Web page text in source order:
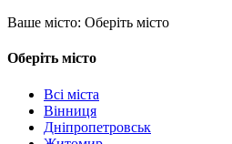
Ваше місто: Оберіть місто
Оберіть місто
Всі міста
Вінниця
Дніпропетровськ